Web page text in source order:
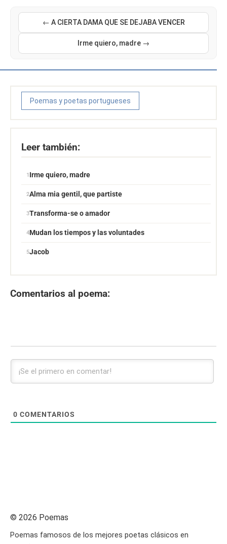
← A CIERTA DAMA QUE SE DEJABA VENCER
Irme quiero, madre →
Poemas y poetas portugueses
Leer también:
Irme quiero, madre
Alma mia gentil, que partiste
Transforma-se o amador
Mudan los tiempos y las voluntades
Jacob
Comentarios al poema:
0 COMENTARIOS
© 2026 Poemas
Poemas famosos de los mejores poetas clásicos en